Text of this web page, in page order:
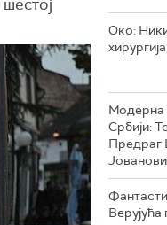
Око:
Модерна
Србији:
Предраг